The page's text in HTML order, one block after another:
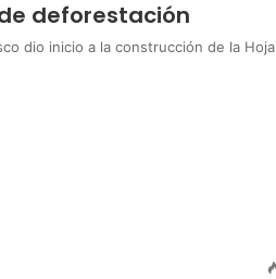
deforestación
dio inicio a la construcción de la Hoja